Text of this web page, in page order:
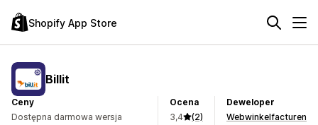
Shopify App Store
Billit
Ceny
Dostępna darmowa wersja
Ocena
3,4
(2)
Deweloper
Webwinkelfacturen